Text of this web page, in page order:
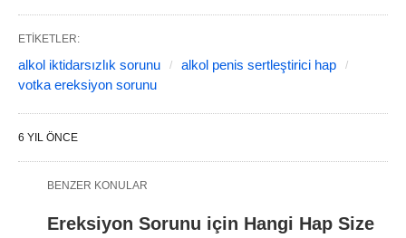
ETIKETLER:
alkol iktidarsızlık sorunu
alkol penis sertleştirici hap
votka ereksiyon sorunu
6 YIL ÖNCE
BENZER KONULAR
Ereksiyon Sorunu için Hangi Hap Size